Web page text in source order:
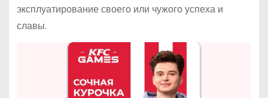
эксплуатирование своего или чужого успеха и
славы.